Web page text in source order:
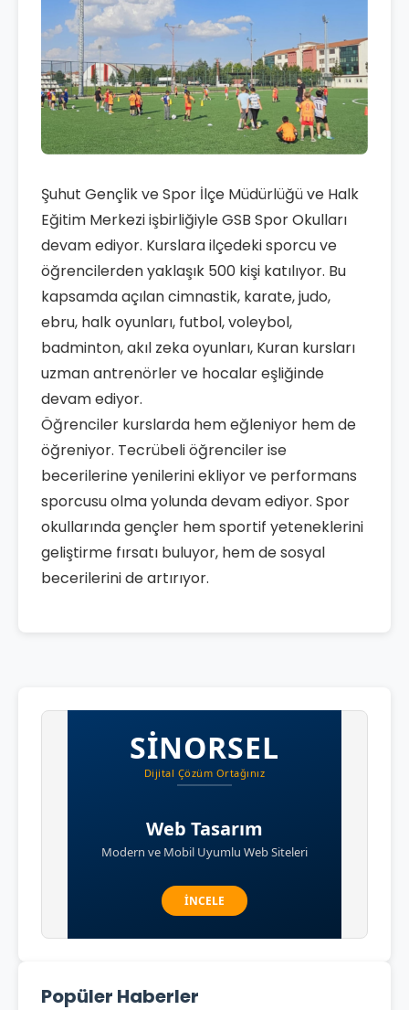
Şuhut Gençlik ve Spor İlçe Müdürlüğü ve Halk
Eğitim Merkezi işbirliğiyle GSB Spor Okulları
devam ediyor. Kurslara ilçedeki sporcu ve
öğrencilerden yaklaşık 500 kişi katılıyor. Bu
kapsamda açılan cimnastik, karate, judo,
ebru, halk oyunları, futbol, voleybol,
badminton, akıl zeka oyunları, Kuran kursları
uzman antrenörler ve hocalar eşliğinde
devam ediyor.
Öğrenciler kurslarda hem eğleniyor hem de
öğreniyor. Tecrübeli öğrenciler ise
becerilerine yenilerini ekliyor ve performans
sporcusu olma yolunda devam ediyor. Spor
okullarında gençler hem sportif yeteneklerini
geliştirme fırsatı buluyor, hem de sosyal
becerilerini de artırıyor.
Popüler Haberler